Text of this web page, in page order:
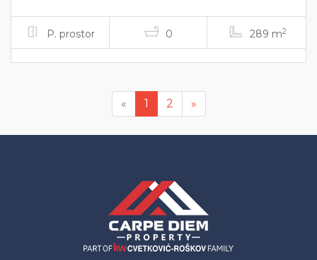
P. prostor 0 289 m2
«Previous
1 2 »Next